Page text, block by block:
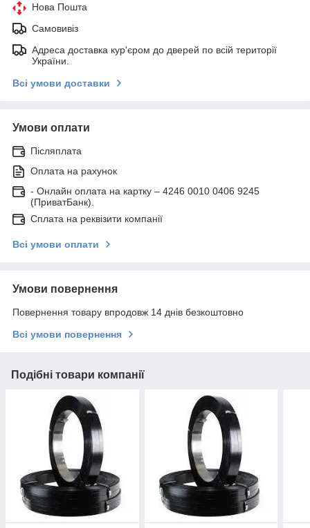
Нова Пошта
Самовивіз
Адреса доставка кур'єром до дверей по всій території
України.
Всі умови доставки
Умови оплати
Післяплата
Оплата на рахунок
- Онлайн оплата на картку – 4246 0010 0406 9245
(ПриватБанк).
Сплата на реквізити компанії
Всі умови оплати
Умови повернення
Повернення товару впродовж 14 днів безкоштовно
Всі умови повернення
Подібні товари компанії